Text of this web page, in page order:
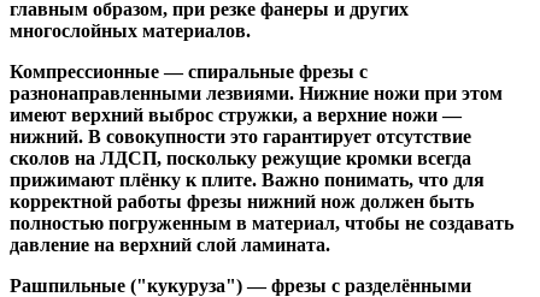
главным образом, при резке фанеры и других
многослойных материалов.
Компрессионные— спиральные фрезы с
разнонаправленными лезвиями. Нижние ножи при этом
имеют верхний выброс стружки, а верхние ножи —
нижний. В совокупности это гарантирует отсутствие
сколов на ЛДСП, поскольку режущие кромки всегда
прижимают плёнку к плите. Важно понимать, что для
корректной работы фрезы нижний нож должен быть
полностью погруженным в материал, чтобы не создавать
давление на верхний слой ламината.
Рашпильные ("кукуруза")— фрезы с разделёнными